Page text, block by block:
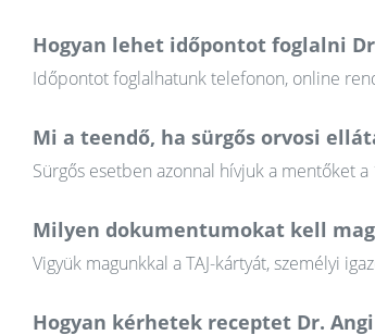
Hogyan lehet időpontot foglalni
Időpontot foglalhatunk telefonon, online
Mi a teendő, ha sürgős orvosi
Sürgős esetben azonnal hívjuk a mentőket
Milyen dokumentumokat kell
Vigyük magunkkal a TAJ-kártyát, személyi
Hogyan kérhetek receptet Dr.